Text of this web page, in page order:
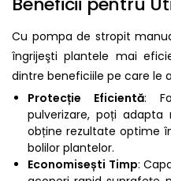
Cu pompa de stropit
îngrijeşti plantele mai
dintre beneficiile pe care le
Protecție Eficientă:
pulverizare, poți
obține rezultate optime
bolilor plantelor.
Economisești Timp: